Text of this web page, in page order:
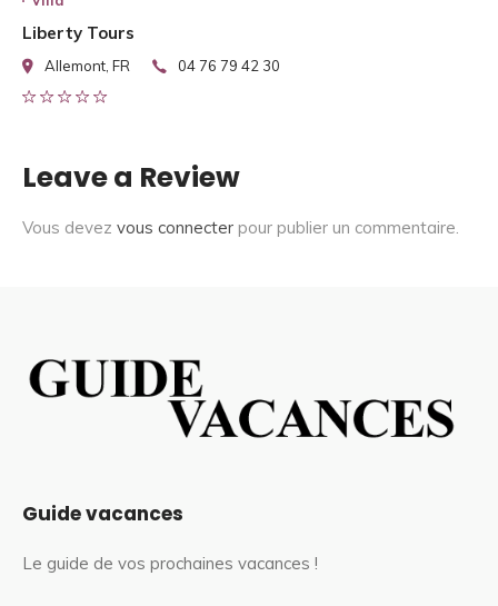
Liberty Tours
Allemont, FR 04 76 79 42 30
Leave a Review
Vous devez vous connecter pour publier un commentaire.
Guide vacances
Le guide de vos prochaines vacances !